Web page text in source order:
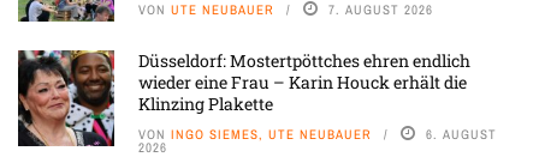
VON UTE NEUBAUER 7. AUGUST 2026
Düsseldorf: Mostertpöttches ehren endlich
wieder eine Frau – Karin Houck erhält die
Klinzing Plakette
VON INGO SIEMES, UTE NEUBAUER 6. AUGUST
2026